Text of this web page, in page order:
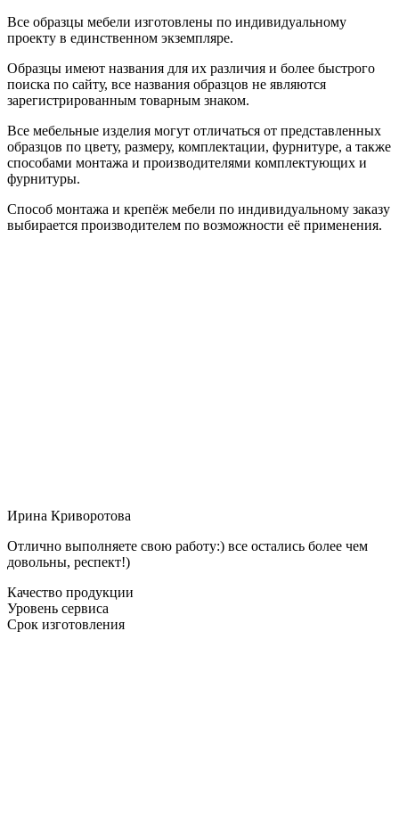
Все образцы мебели изготовлены по индивидуальному
проекту в единственном экземпляре.
Образцы имеют названия для их различия и более быстрого
поиска по сайту, все названия образцов не являются
зарегистрированным товарным знаком.
Все мебельные изделия могут отличаться от представленных
образцов по цвету, размеру, комплектации, фурнитуре, а также
способами монтажа и производителями комплектующих и
фурнитуры.
Способ монтажа и крепёж мебели по индивидуальному заказу
выбирается производителем по возможности её применения.
Ирина Криворотова
Отлично выполняете свою работу:) все остались более чем
довольны, респект!)
Качество продукции
Уровень сервиса
Срок изготовления